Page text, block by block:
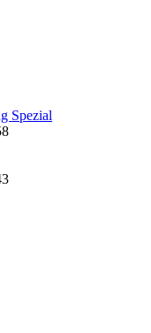
Spezial